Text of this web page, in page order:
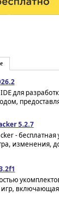
для
5.2.7
-
изменения,
игр,